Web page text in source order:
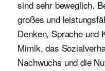
sind sehr beweglich.
großes und
Denken, Sprache und
Mimik, das
Nachwuchs und die